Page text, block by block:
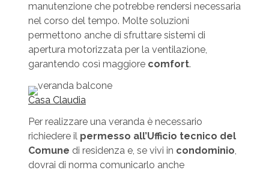
manutenzione che potrebbe rendersi necessaria
nel corso del tempo. Molte soluzioni
permettono anche di sfruttare sistemi di
apertura motorizzata per la ventilazione,
garantendo così maggiore comfort.
Casa Claudia
Per realizzare una veranda è necessario
richiedere il permesso all’Ufficio tecnico del
Comune di residenza e, se vivi in condominio,
dovrai di norma comunicarlo anche